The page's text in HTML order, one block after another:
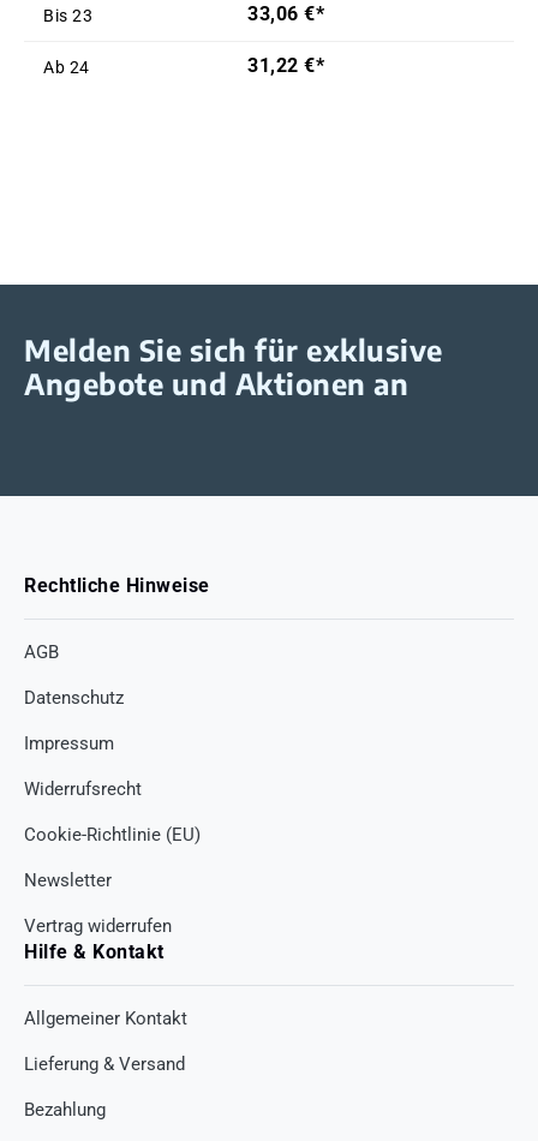
Bis 23 33,06 €*
Ab 24 31,22 €*
Melden Sie sich für exklusive
Angebote und Aktionen an
Rechtliche Hinweise
AGB
Datenschutz
Impressum
Widerrufsrecht
Cookie-Richtlinie (EU)
Newsletter
Vertrag widerrufen
Hilfe & Kontakt
Allgemeiner Kontakt
Lieferung & Versand
Bezahlung